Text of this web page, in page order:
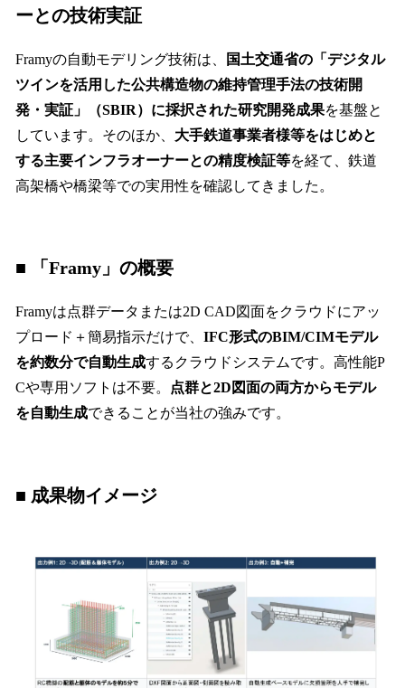
ーとの技術実証
Framyの自動モデリング技術は、
国土交通省の「デジタル
ツインを活用した公共構造物の維持管理手法の技術開
発・実証」（SBIR）に採択された研究開発成果を基盤と
しています。そのほか、 大手鉄道事業者様等をはじめと
する主要インフラオーナーとの精度検証等を経て、鉄道
高架橋や橋梁等での実用性を確認してきました。
■ 「Framy」の概要
Framyは点群データまたは2D CAD図面をクラウドにアッ
プロード＋簡易指示だけで、 IFC形式のBIM/CIMモデル
を約数分で自動生成するクラウドシステムです。高性能P
Cや専用ソフトは不要。
点群と2D図面の両方からモデル
を自動生成できることが当社の強みです。
■ 成果物イメージ